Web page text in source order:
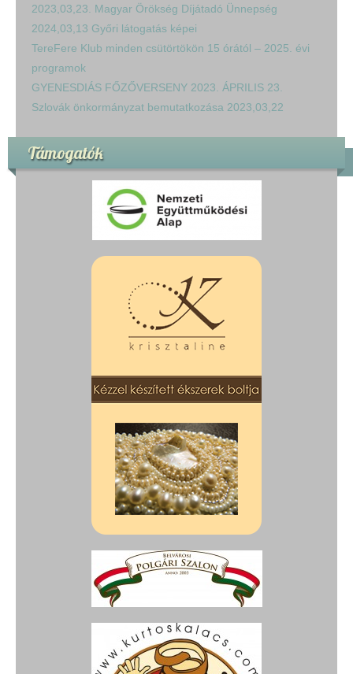
2023,03,23. Magyar Örökség Díjátadó Ünnepség
2024,03,13 Győri látogatás képei
TereFere Klub minden csütörtökön 15 órától – 2025. évi
programok
GYENESDIÁS FŐZŐVERSENY 2023. ÁPRILIS 23.
Szlovák önkormányzat bemutatkozása 2023,03,22
Támogatók